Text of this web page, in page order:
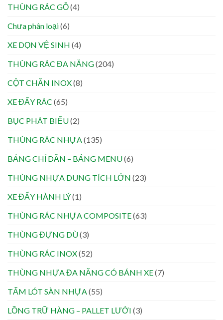
THÙNG RÁC GỖ(4)
Chưa phân loại(6)
XE DỌN VỆ SINH (4)
THÙNG RÁC ĐA NĂNG(204)
CỘT CHẮN INOX(8)
XE ĐẨY RÁC (65)
BỤC PHÁT BIỂU(2)
THÙNG RÁC NHỰA (135)
BẢNG CHỈ DẪN – BẢNG MENU(6)
THÙNG NHỰA DUNG TÍCH LỚN (23)
XE ĐẨY HÀNH LÝ(1)
THÙNG RÁC NHỰA COMPOSITE(63)
THÙNG ĐỰNG DÙ(3)
THÙNG RÁC INOX(52)
THÙNG NHỰA ĐA NĂNG CÓ BÁNH XE(7)
TẤM LÓT SÀN NHỰA (55)
LỒNG TRỮ HÀNG – PALLET LƯỚI (3)